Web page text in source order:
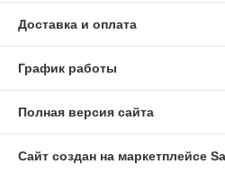
Доставка и оплата
График работы
Полная версия сайта
Сайт создан на маркетплейсе